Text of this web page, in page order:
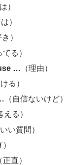
）
）
）
てる）
… （理由）
る）
（自信ないけど）
える）
いい質問）
正直）